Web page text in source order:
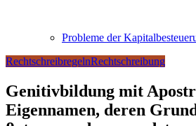
Probleme der
RechtschreibregelnRechtschreibung
Genitivbildung mit
Eigennamen, deren